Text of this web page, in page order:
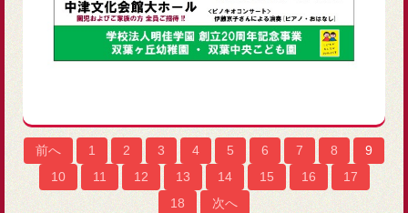
前へ 1 2 3 4 5 6 7 8
9
10
11 12 13 14 15 16
17
18
次へ